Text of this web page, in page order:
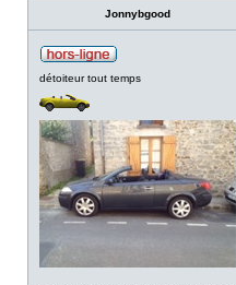
Jonnybgood
détoiteur tout temps